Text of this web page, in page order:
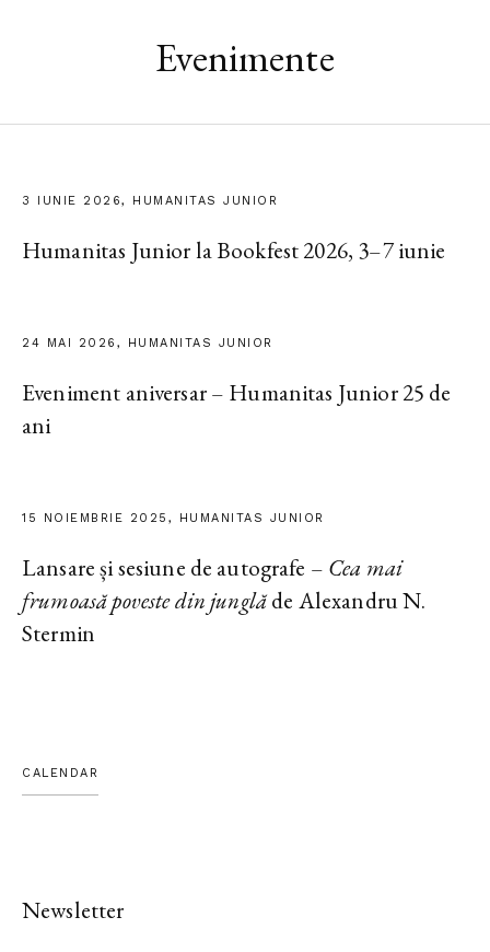
Evenimente
3 IUNIE 2026, HUMANITAS JUNIOR
Humanitas Junior la Bookfest 2026, 3–7 iunie
24 MAI 2026, HUMANITAS JUNIOR
Eveniment aniversar – Humanitas Junior 25 de
ani
15 NOIEMBRIE 2025, HUMANITAS JUNIOR
Lansare și sesiune de autografe – Cea mai
frumoasă poveste din junglăde Alexandru N.
Stermin
CALENDAR
Newsletter